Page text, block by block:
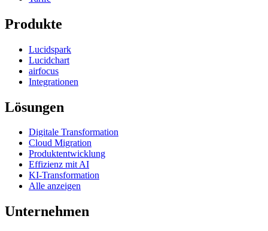
Produkte
Lucidspark
Lucidchart
airfocus
Integrationen
Lösungen
Digitale Transformation
Cloud Migration
Produktentwicklung
Effizienz mit AI
KI-Transformation
Alle anzeigen
Unternehmen